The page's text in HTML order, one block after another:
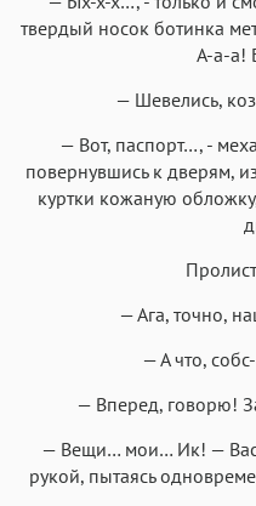
твердый носок ботинка
А-а-а!
— Шевелись,
— Вот, паспорт…, -
повернувшись к дверям,
куртки кожаную
— Ага, точно,
— А что,
— Вперед, говорю!
— Вещи… мои… Ик! —
рукой, пытаясь